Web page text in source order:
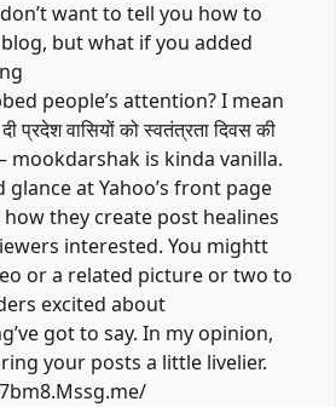
want to tell you how to
but what if you added
people’s attention? I mean
प्रदेश वासियों को स्वतंत्रता दिवस की
– mookdarshak is kinda vanilla.
glance at Yahoo’s front page
how they create post healines
interested. You mightt
or a related picture or two to
excited about
got to say. In my opinion,
your posts a little livelier.